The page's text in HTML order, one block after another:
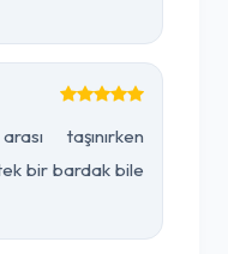
taşınırken
bir bardak bile